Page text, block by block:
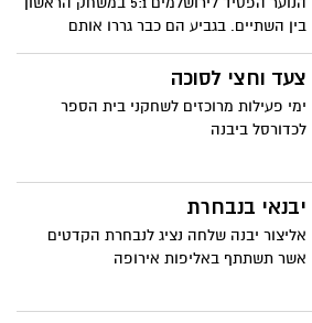
בין השתיים. בגביע הם כבר גררו אותם
להארכה ונכנעו רק בפנדלים – ואז הגיעה
צעד וחצי לסוכה
ימי פעילות מרוכזים לשחקני בית הספר
לכדורסל ביבנה
יבנאי בנבחרת
אליצור יבנה שלחה נציג לנבחרת הקדטים
אשר תשתתף באליפות אירופה